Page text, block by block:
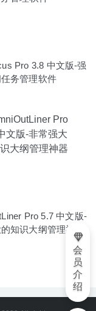
Pro 3.8 中文版-强
务管理软件
Pro 5.7 中文版-
知识大纲管理神器
会
员
介
绍